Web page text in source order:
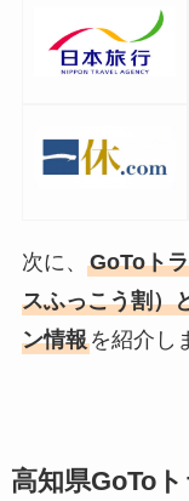
次に、 GoToト
スふっこう割）
ン情報を紹介し
高知県GoTo